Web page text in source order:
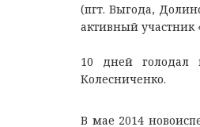
(пгт. Выгода,
активный участник
10 дней голодал
Колесниченко.
В мае 2014